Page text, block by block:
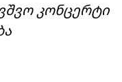
კონცერტი